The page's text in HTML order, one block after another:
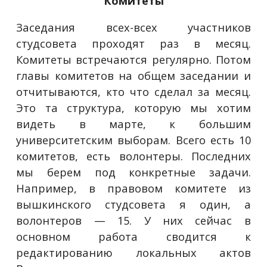
Заседания всех-всех участников
студсовета проходят раз в месяц.
Комитеты встречаются регулярно. Потом
главы комитетов на общем заседании и
отчитываются, кто что сделал за месяц.
Это та структура, которую мы хотим
видеть в марте, к большим
университетским выборам. Всего есть 10
комитетов, есть волонтеры. Последних
мы берем под конкретные задачи.
Например, в правовом комитете из
вышкинского студсовета я один, а
волонтеров — 15. У них сейчас в
основном работа сводится к
редактированию локальных актов